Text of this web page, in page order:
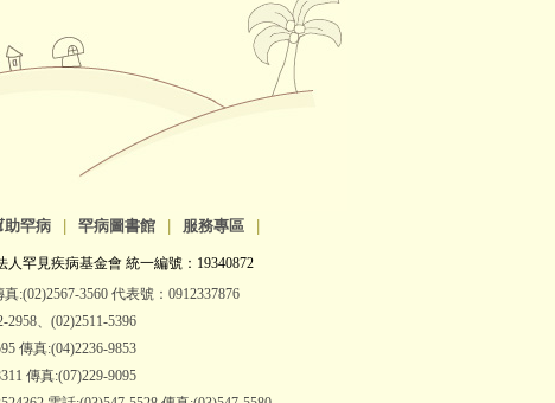
助罕病 罕病圖書館 服務專區
罕見疾病基金會 統一編號：19340872
:(02)2567-3560 代表號：0912337876
、(02)2511-5396
傳真:(04)2236-9853
傳真:(07)229-9095